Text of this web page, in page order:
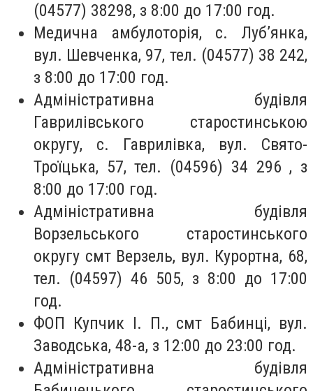
(04577) 38298, з 8:00 до 17:00 год.
Медична амбулоторія, с. Луб’янка,
вул. Шевченка, 97, тел. (04577) 38 242,
з 8:00 до 17:00 год.
Адміністративна будівля
Гаврилівського старостинською
округу, с. Гаврилівка, вул. Свято-
Троїцька, 57, тел. (04596) 34 296 , з
8:00 до 17:00 год.
Адміністративна будівля
Ворзельського старостинського
округу смт Верзель, вул. Курортна, 68,
тел. (04597) 46 505, з 8:00 до 17:00
год.
ФОП Купчик І. П., смт Бабинці, вул.
Заводська, 48-а, з 12:00 до 23:00 год.
Адміністративна будівля